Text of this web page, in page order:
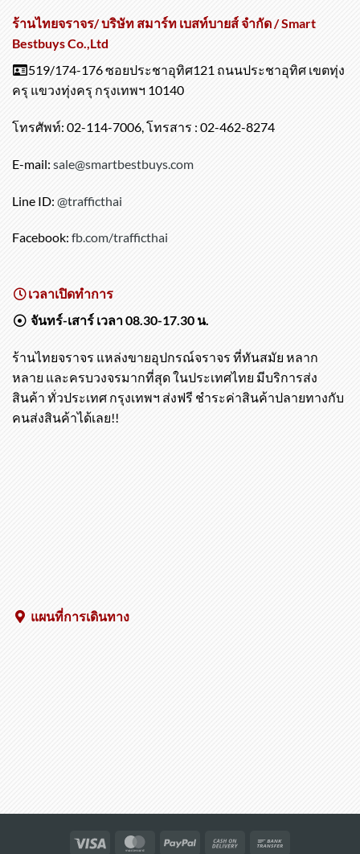
ร้านไทยจราจร/ บริษัท สมาร์ท เบสท์บายส์ จำกัด / Smart
Bestbuys Co.,Ltd
519/174-176 ซอยประชาอุทิศ121 ถนนประชาอุทิศ เขตทุ่ง
ครุ แขวงทุ่งครุ กรุงเทพฯ 10140
โทรศัพท์: 02-114-7006, โทรสาร : 02-462-8274
E-mail: sale@smartbestbuys.com
Line ID: @trafficthai
Facebook: fb.com/trafficthai
เวลาเปิดทำการ
จันทร์-เสาร์ เวลา 08.30-17.30 น.
ร้านไทยจราจร แหล่งขายอุปกรณ์จราจร ที่ทันสมัย หลาก
หลาย และครบวงจรมากที่สุด ในประเทศไทย มีบริการส่ง
สินค้า ทั่วประเทศ กรุงเทพฯ ส่งฟรี ชำระค่าสินค้าปลายทางกับ
คนส่งสินค้าได้เลย!!
แผนที่การเดินทาง
Visa MasterCardPayPal
Cash